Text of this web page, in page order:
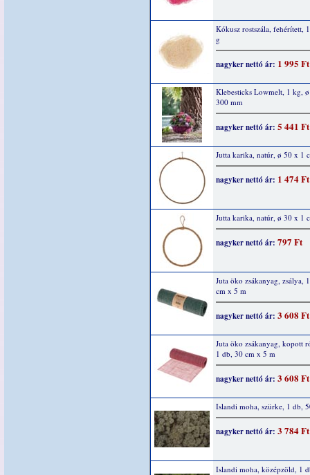
Kókusz rostszála, fehérített,
g
nagyker nettó ár: 1 995 Ft
Klebesticks Lowmelt, 1 kg,
300 mm
nagyker nettó ár: 5 441 Ft
Jutta karika, natúr, ø 50 x 1
nagyker nettó ár: 1 474 Ft
Jutta karika, natúr, ø 30 x 1
nagyker nettó ár: 797 Ft
Juta öko zsákanyag, zsálya,
cm x 5 m
nagyker nettó ár: 3 608 Ft
Juta öko zsákanyag, kopott
1 db, 30 cm x 5 m
nagyker nettó ár: 3 608 Ft
Islandi moha, szürke, 1 db,
nagyker nettó ár: 3 784 Ft
Islandi moha, középzöld, 1